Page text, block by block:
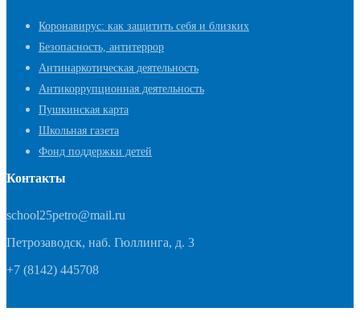
Коронавирус: как защитить себя и близких
Безопасность, антитеррор
Антинаркотическая деятельность
Антикоррупционная деятельность
Пушкинская карта
Школьная газета
Фонд поддержки детей
Контакты
school25petro@mail.ru
Петрозаводск, наб. Гюллинга, д. 3
+7 (8142) 445708